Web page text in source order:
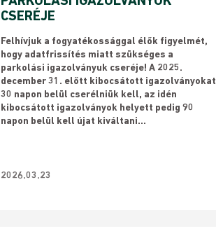
CSERÉJE
Felhívjuk a fogyatékossággal élők figyelmét,
hogy adatfrissítés miatt szükséges a
parkolási igazolványuk cseréje! A 2025.
december 31. előtt kibocsátott igazolványokat
30 napon belül cserélniük kell, az idén
kibocsátott igazolványok helyett pedig 90
napon belül kell újat kiváltani...
2026.03.23